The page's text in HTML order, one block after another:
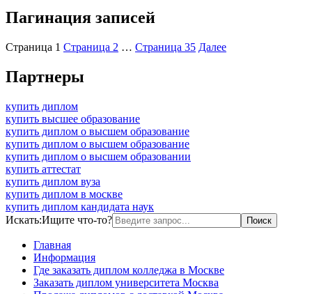
Пагинация записей
Страница 1 Страница 2 … Страница 35 Далее
Партнеры
купить диплом
купить высшее образование
купить диплом о высшем образование
купить диплом о высшем образование
купить диплом о высшем образовании
купить аттестат
купить диплом вуза
купить диплом в москве
купить диплом кандидата наук
Искать:Ищите что-то?
Главная
Информация
Где заказать диплом колледжа в Москве
Заказать диплом университета Москва